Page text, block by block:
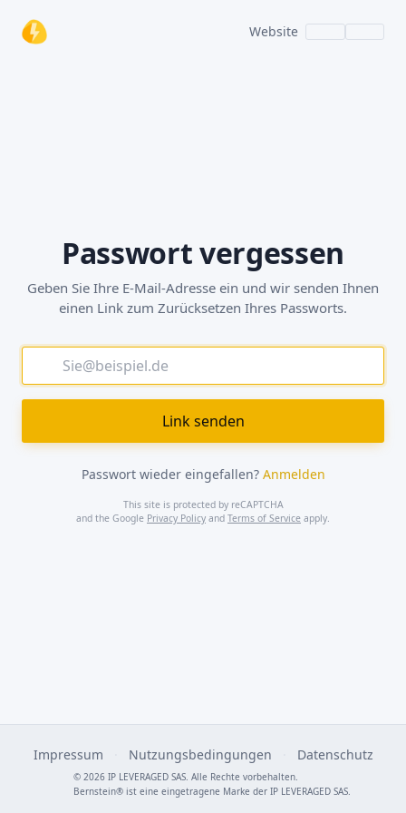
Website
Passwort vergessen
Geben Sie Ihre E-Mail-Adresse ein und wir senden Ihnen
einen Link zum Zurücksetzen Ihres Passworts.
Passwort wieder eingefallen? Anmelden
This site is protected by reCAPTCHA
and the Google Privacy Policy and Terms of Service apply.
© 2026 IP LEVERAGED SAS. Alle Rechte vorbehalten.
Bernstein® ist eine eingetragene Marke der IP LEVERAGED SAS.
Impressum Nutzungsbedingungen Datenschutz